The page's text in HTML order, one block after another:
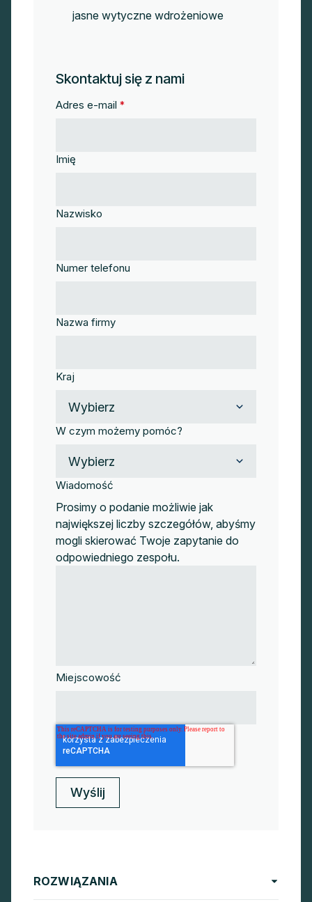
jasne wytyczne wdrożeniowe
Skontaktuj się z nami
Adres e-mail *
Imię
Nazwisko
Numer telefonu
Nazwa firmy
Kraj
W czym możemy pomóc?
Wiadomość
Prosimy o podanie możliwie jak
największej liczby szczegółów, abyśmy
mogli skierować Twoje zapytanie do
odpowiedniego zespołu.
Miejscowość
ROZWIĄZANIA